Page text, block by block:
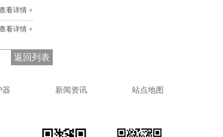
看详情 +
看详情 +
返回列表
器 新闻资讯 站点地图